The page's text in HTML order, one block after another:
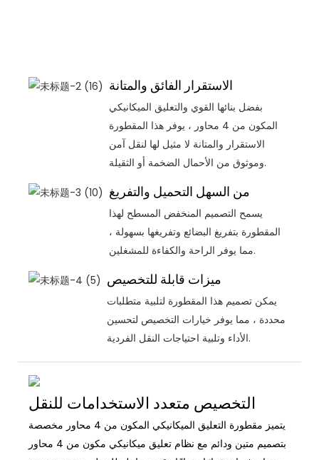
الاستقرار الفائق والمتانة
بفضل بنائها القوي والتعليق الميكانيكي
المكون من 4 محاور ، يوفر هذا المقطورة
الاستقرار والمتانة لا مثيل لها لنقل آمن
وموثوق من الأحمال الضخمة أو الثقيلة.
من السهل التحميل والتفريغ
يسمح التصميم المنخفض المسطح لهذا
المقطورة بتفريغ البضائع وتفريغها بسهولة ،
مما يوفر الراحة والكفاءة للمشغلين.
ميزات قابلة للتخصيص
يمكن تصميم هذا المقطورة لتلبية متطلبات
محددة ، مما يوفر خيارات التخصيص لتحسين
الأداء وتلبية احتياجات النقل الفردية.
التخصيص متعدد الاستخدامات للنقل
يتميز مقطورة التعليق الميكانيكي المكون من 4 محاور مخصصة
بتصميم متين ودائم مع نظام تعليق ميكانيكي مكون من 4 محاور